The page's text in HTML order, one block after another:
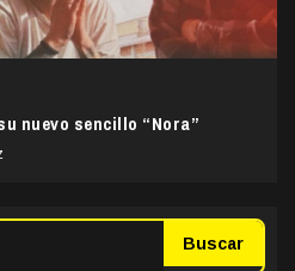
nuevo sencillo “Nora”
Buscar